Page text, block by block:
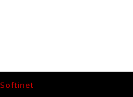
Softinet